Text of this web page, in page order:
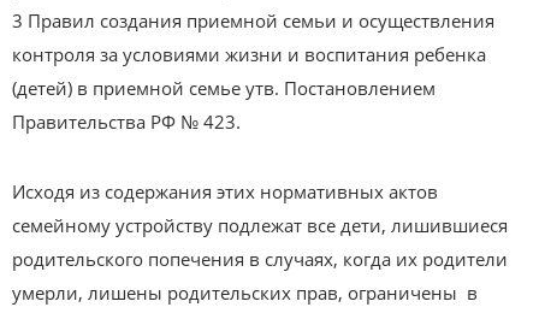
3 Правил создания приемной семьи и осуществления
контроля за условиями жизни и воспитания ребенка
(детей) в приемной семье утв. Постановлением
Правительства РФ № 423.
Исходя из содержания этих нормативных актов
семейному устройству подлежат все дети, лишившиеся
родительского попечения в случаях, когда их родители
умерли, лишены родительских прав, ограничены в